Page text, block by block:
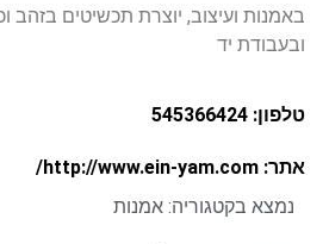
באמנות ועיצוב, יוצרת תכשיטים בזהב
ובעבודת יד
טלפון: 545366424
אתר: http://www.ein-yam.com/
נמצא בקטגוריה: אמנות